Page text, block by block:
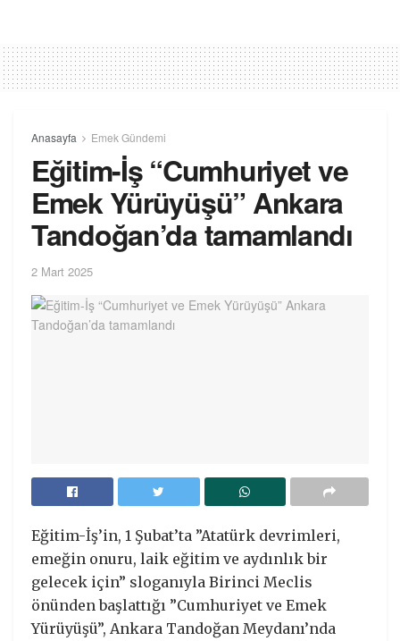
Anasayfa Emek Gündemi
Eğitim-İş “Cumhuriyet ve
Emek Yürüyüşü” Ankara
Tandoğan’da tamamlandı
2 Mart 2025
Eğitim-İş’in, 1 Şubat’ta ”Atatürk devrimleri,
emeğin onuru, laik eğitim ve aydınlık bir
gelecek için” sloganıyla Birinci Meclis
önünden başlattığı ”Cumhuriyet ve Emek
Yürüyüşü”, Ankara Tandoğan Meydanı’nda